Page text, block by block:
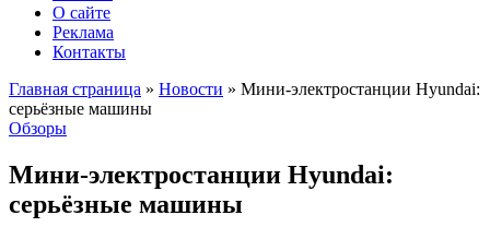
О сайте
Реклама
Контакты
Главная страница » Новости » Мини-электростанции Hyundai:
серьёзные машины
Обзоры
Мини-электростанции Hyundai:
серьёзные машины